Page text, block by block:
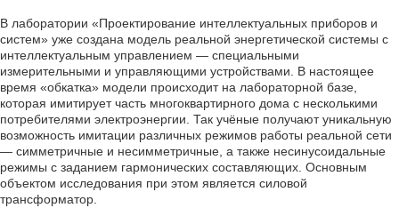
В лаборатории «Проектирование интеллектуальных приборов и
систем» уже создана модель реальной энергетической системы с
интеллектуальным управлением — специальными
измерительными и управляющими устройствами. В настоящее
время «обкатка» модели происходит на лабораторной базе,
которая имитирует часть многоквартирного дома с несколькими
потребителями электроэнергии. Так учёные получают уникальную
возможность имитации различных режимов работы реальной сети
— симметричные и несимметричные, а также несинусоидальные
режимы с заданием гармонических составляющих. Основным
объектом исследования при этом является силовой
трансформатор.